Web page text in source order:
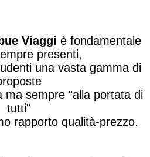
Viaggi è fondamentale
presenti,
una vasta gamma di
ma sempre "alla portata di
tutti"
rapporto qualità-prezzo.